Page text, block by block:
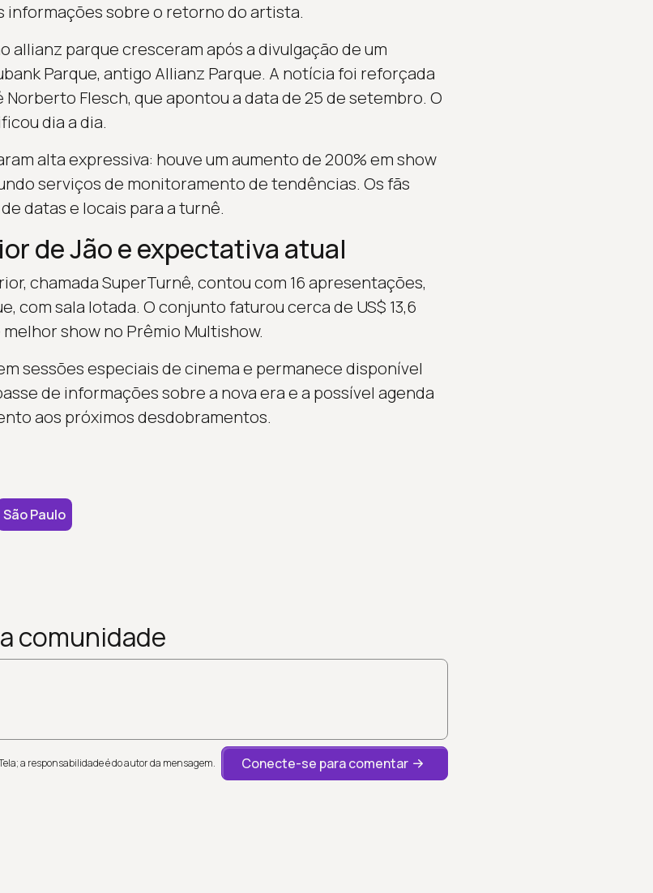
informações sobre o retorno do artista.
allianz parque cresceram após a divulgação de um
Parque, antigo Allianz Parque. A notícia foi reforçada
Flesch, que apontou a data de 25 de setembro. O
dia a dia.
alta expressiva: houve um aumento de 200% em show
serviços de monitoramento de tendências. Os fãs
datas e locais para a turnê.
de Jão e expectativa atual
chamada SuperTurnê, contou com 16 apresentações,
com sala lotada. O conjunto faturou cerca de US$ 13,6
show no Prêmio Multishow.
sessões especiais de cinema e permanece disponível
de informações sobre a nova era e a possível agenda
aos próximos desdobramentos.
São Paulo
comunidade
a responsabilidade é do autor da mensagem. Conecte-se para comentar